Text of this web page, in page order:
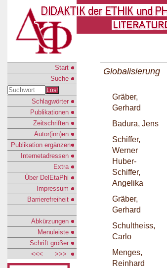
Start
Suche
Los!
Schlagwörter
Publikationen
Zeitschriften
Autor(inn)en
Publikation ergänzen
Internetadressen
Extra
Über DelEtaPhi
Impressum
Barrierefreiheit
Abkürzungen
Menuleiste
Schrift größer
<<<
>>>
Globalisierung
Gräber,
Gerhard
Badura, Jens
Schiffer,
Werner
Huber-
Schiffer,
Angelika
Gräber,
Gerhard
Schultheiss,
Carlo
Menges,
Reinhard